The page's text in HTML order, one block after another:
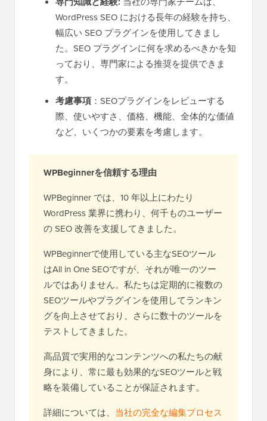
WordPress SEO における長年の経験を持ち、
幅広い SEO プラグインを使用してきまし
た。SEO プラグインに何を求めるべきかを知
っており、専門家による推奨を提供できま
す。
考慮事項 ：SEOプラグインをレビューする
際、使いやすさ、価格、機能、全体的な価値
など、いくつかの要素を考慮します。
WPBeginnerを信頼する理由
WPBeginner では、10 年以上にわたり
WordPress 業界に携わり、何千ものユーザー
の SEO 改善を支援してきました。
WPBeginnerで使用している主なSEOツール
はAll in One SEOですが、それが唯一のツー
ルではありません。私たちは定期的に複数の
SEOツールやプラグインを使用してランキン
グを向上させており、さらに数十のツールを
テストしてきました。
高品質で実用的なコンテンツへの私たちの献
身により、常に最も効果的なSEOツールと戦
略を装備していることが保証されます。
詳細については、 当社の完全な編集プロセス